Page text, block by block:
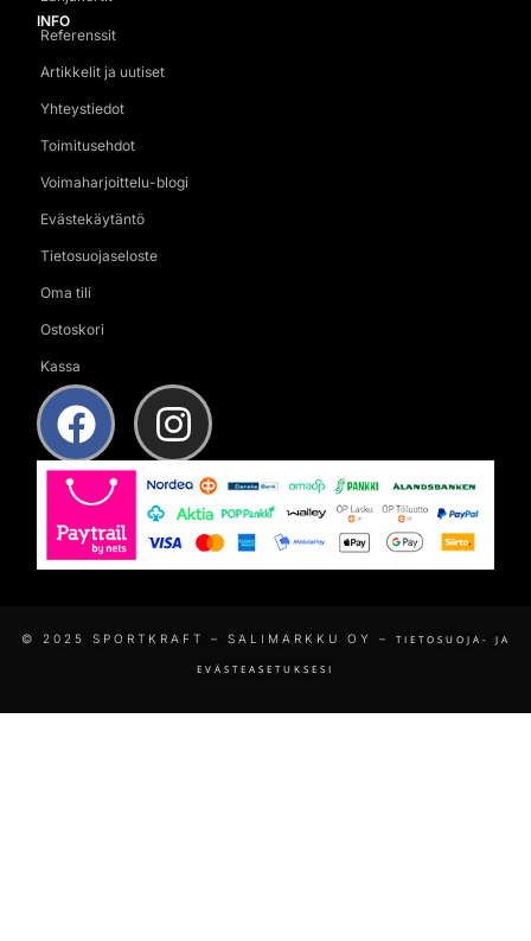
INFO
Referenssit
Artikkelit ja uutiset
Yhteystiedot
Toimitusehdot
Voimaharjoittelu-blogi
Evästekäytäntö
Tietosuojaseloste
Oma tili
Ostoskori
Kassa
© 2025 SPORTKRAFT – SALIMARKKU OY – TIETOSUOJA- JA
EVÄSTEASETUKSESI